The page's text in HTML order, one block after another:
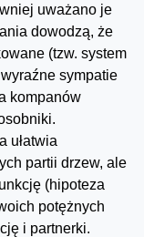
uważano je
dowodzą, że
(tzw. system
sympatie
kompanów
ułatwia
partii drzew, ale
(hipoteza
potężnych
i partnerki.